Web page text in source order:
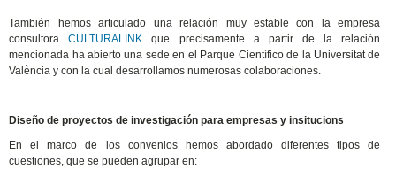
También hemos articulado una relación muy estable con la empresa
consultoraCULTURALINK que precisamente a partir de la relación
mencionada ha abierto una sede en el Parque Científico de la Universitat de
València y con la cual desarrollamos numerosas colaboraciones.
Diseño de proyectos de investigación para empresas y insitucions
En el marco de los convenios hemos abordado diferentes tipos de
cuestiones, que se pueden agrupar en: